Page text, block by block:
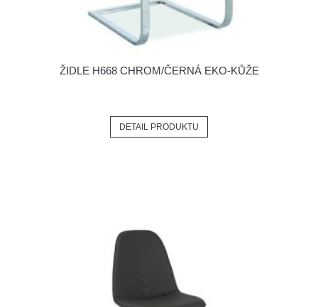
ŽIDLE H668 CHROM/ČERNÁ EKO-KŮŽE
DETAIL PRODUKTU